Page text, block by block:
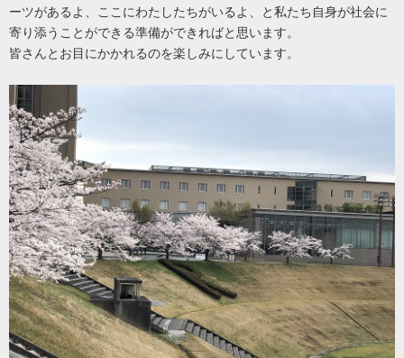
ーツがあるよ、ここにわたしたちがいるよ、と私たち自身が社会に
寄り添うことができる準備ができればと思います。
皆さんとお目にかかれるのを楽しみにしています。